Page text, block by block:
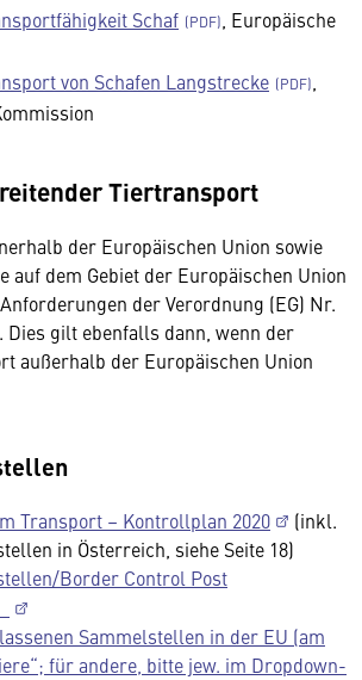
Schaf
, Europäische
von Schafen Langstrecke
Tiertransport
der Europäischen Union sowie
auf dem Gebiet der Europäischen Union
der Verordnung (EG) Nr.
Dies gilt ebenfalls dann, wenn der
außerhalb der Europäischen Union
Transport – Kontrollplan 2020
(inkl.
in Österreich, siehe Seite 18)
Border Control Post
Sammelstellen in der EU (am
für andere, bitte jew. im Dropdown-